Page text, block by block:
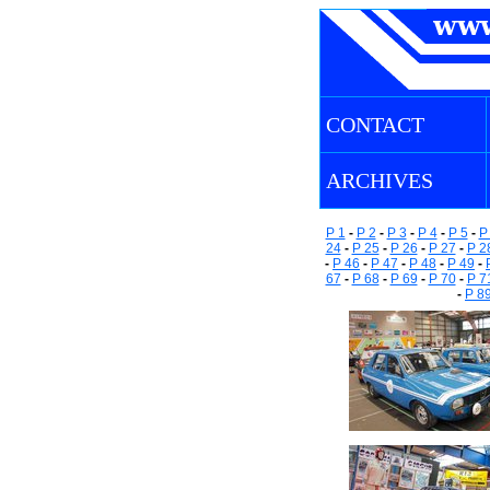
CONTACT
ARCHIVES
P 1 - P 2 - P 3- P 4- P 5-
24- P 25- P 26 - P 27 - P
- P 46 - P 47 - P 48 - P 49 -
67 - P 68- P 69- P 70- P
- P